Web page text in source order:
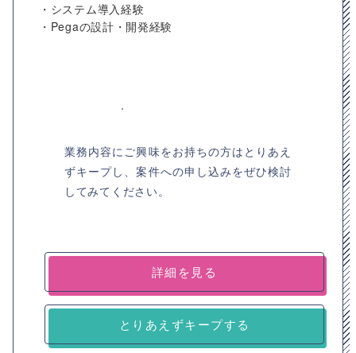
・システム導入経験
・Pegaの設計・開発経験
業務内容にご興味をお持ちの方はとりあえ
ずキープし、案件への申し込みをぜひ検討
してみてください。
詳細を見る
とりあえずキープする